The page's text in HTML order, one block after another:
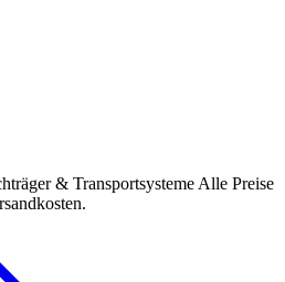
& Transportsysteme Alle Preise